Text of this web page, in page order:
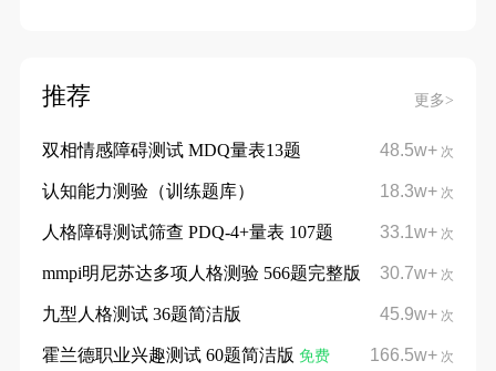
推荐 更多>
48.5w+ 次
双相情感障碍测试 MDQ量表13题
18.3w+ 次
认知能力测验（训练题库）
33.1w+ 次
人格障碍测试筛查 PDQ-4+量表 107题
30.7w+ 次
mmpi明尼苏达多项人格测验 566题完整版
45.9w+ 次
九型人格测试 36题简洁版
166.5w+ 次
霍兰德职业兴趣测试 60题简洁版 免费